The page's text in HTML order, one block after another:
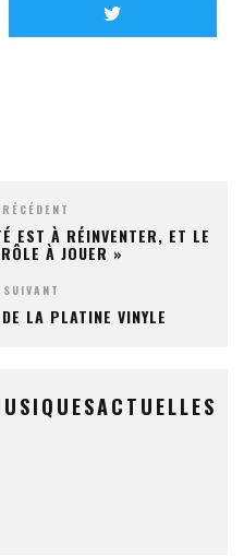
EST À RÉINVENTER, ET LE
À JOUER »
LA PLATINE VINYLE